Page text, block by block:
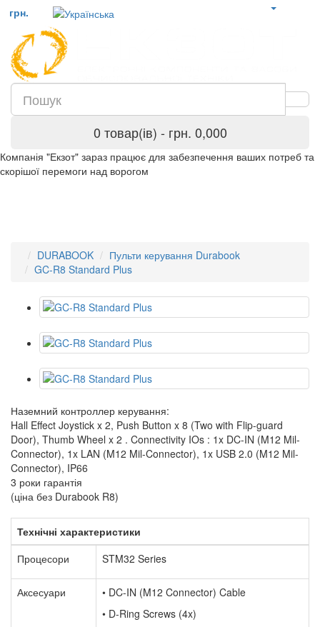
грн.
0 товар(ів) - грн. 0,000
Компанія "Екзот" зараз працює для забезпечення ваших потреб та
скорішої перемоги над ворогом
DURABOOK
Пульти керування Durabook
GC-R8 Standard Plus
Наземний контроллер керування:
Hall Effect Joystick x 2, Push Button x 8 (Two with Flip-guard
Door), Thumb Wheel x 2 . Connectivity IOs : 1x DC-IN (M12 Mil-
Connector), 1x LAN (M12 Mil-Connector), 1x USB 2.0 (M12 Mil-
Connector), IP66
3 роки гарантія
(ціна без Durabook R8)
Технічні характеристики
Процесори
STM32 Series
Аксесуари
• DC-IN (M12 Connector) Cable
• D-Ring Screws (4x)